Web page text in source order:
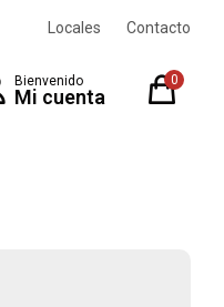
0
Locales Contacto